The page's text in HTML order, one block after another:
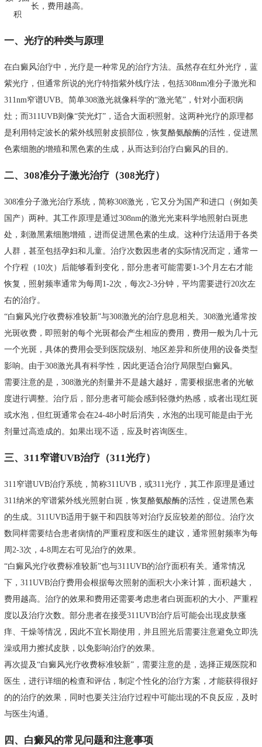
积
长，费用越高。
一、光疗的种类与原理
在白癜风治疗中，光疗是一种常见的治疗方法。虽然存在红外光疗，蓝
紫光疗，但通常所说的光疗特指紫外线疗法，包括308nm准分子激光和
311nm窄谱UVB。简单308激光就像科学的“激光笔”，针对小面积病
灶；而311UVB则像“荧光灯”，适合大面积照射。这两种光疗的原理都
是利用特定波长的紫外线照射皮损部位，恢复酪氨酸酶的活性，促进黑
色素细胞的增殖和黑色素的生成，从而达到治疗白癜风的目的。
二、308准分子激光治疗（308光疗）
308准分子激光治疗系统，简称308激光，它又分为国产和进口（例如美
国产）两种。其工作原理是通过308nm的激光光束科学地照射白斑患
处，刺激黑素细胞增殖，进而促进黑色素的生成。这种疗法适用于各类
人群，甚至包括孕妇和儿童。治疗次数因患者的实际情况而定，通常一
个疗程（10次）后能够看到变化，部分患者可能需要1-3个月左右才能
恢复，照射频率通常为每周1-2次，每次2-3分钟，平均需要进行20次左
右的治疗。
“白癜风光疗收费标准较新”与308激光的治疗息息相关。308激光通常按
光斑收费，即照射的每个光斑都会产生相应的费用，费用一般为几十元
一个光斑，具体的费用会受到医院级别、地区差异和所使用的设备类型
影响。由于308激光具有科学性，因此更适合治疗局限型白癜风。
需要注意的是，308激光的剂量并不是越大越好，需要根据患者的光敏
度进行调整。治疗后，部分患者可能会感到轻微灼热感，或者出现红斑
或水泡，但红斑通常会在24-48小时后消失，水泡的出现可能是由于光
剂量过高造成的。如果出现不适，应及时咨询医生。
三、311窄谱UVB治疗（311光疗）
311窄谱UVB治疗系统，简称311UVB，或311光疗，其工作原理是通过
311纳米的窄谱紫外线光照射白斑，恢复酪氨酸酶的活性，促进黑色素
的生成。311UVB适用于躯干和四肢等对治疗反应较差的部位。治疗次
数同样需要结合患者病情的严重程度和医生的建议，通常照射频率为每
周2-3次，4-8周左右可见治疗的效果。
“白癜风光疗收费标准较新”也与311UVB的治疗面积有关。通常情况
下，311UVB治疗费用会根据每次照射的面积大小来计算，面积越大，
费用越高。治疗的效果和费用还需要考虑患者白斑面积的大小、严重程
度以及治疗次数。部分患者在接受311UVB治疗后可能会出现皮肤瘙
痒、干燥等情况，因此不宜长期使用，并且照光后需要注意避免立即洗
澡或用力擦拭皮肤，以免影响治疗的效果。
再次提及“白癜风光疗收费标准较新”，需要注意的是，选择正规医院和
医生，进行详细的检查和评估，制定个性化的治疗方案，才能获得很好
的的治疗的效果，同时也要关注治疗过程中可能出现的不良反应，及时
与医生沟通。
四、白癜风的常见问题和注意事项